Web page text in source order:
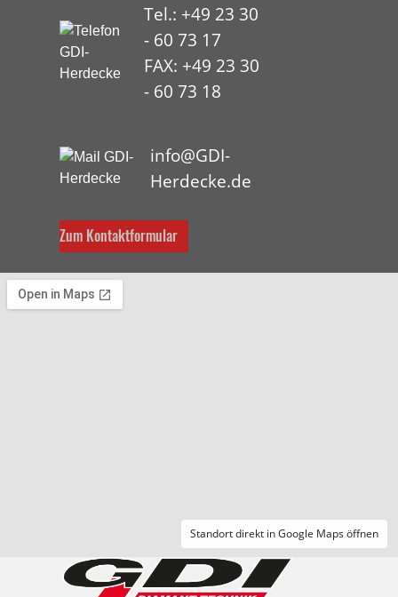
Tel.: +49 23 30
- 60 73 17
FAX: +49 23 30
- 60 73 18
info@GDI-
Herdecke.de
Zum Kontaktformular
Standort direkt in Google Maps öffnen